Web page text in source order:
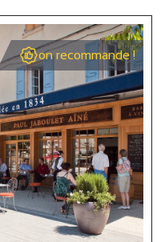
on recommande !